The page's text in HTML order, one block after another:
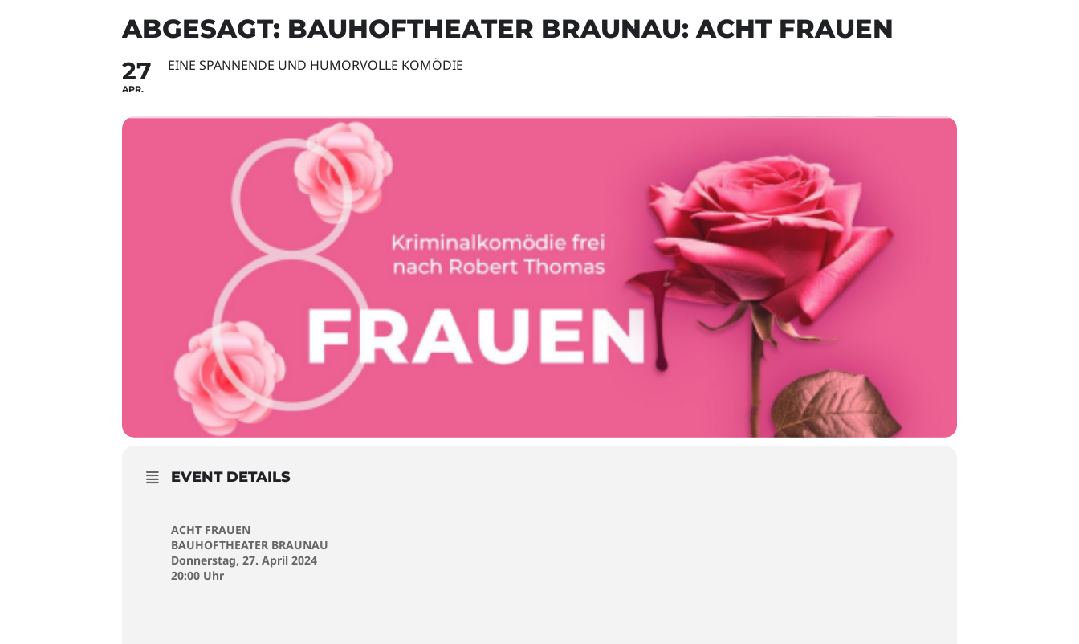
ABGESAGT: BAUHOFTHEATER BRAUNAU: ACHT FRAUEN
27
APR.
EINE SPANNENDE UND HUMORVOLLE KOMÖDIE
EVENT DETAILS
ACHT FRAUEN
BAUHOFTHEATER BRAUNAU
Donnerstag, 27. April 2024
20:00 Uhr